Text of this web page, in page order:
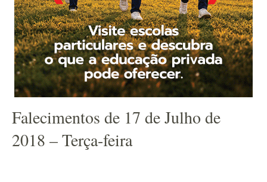
Falecimentos de 17 de Julho de
2018 – Terça-feira